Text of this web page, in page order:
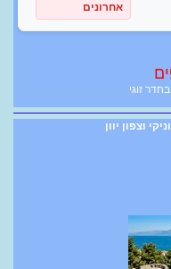
אחרונים
זוגי
וצפון יוון